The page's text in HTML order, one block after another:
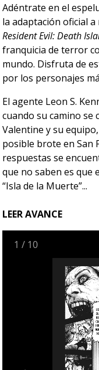
Adéntrate en el
la adaptación oficial
Resident Evil: Death
franquicia de terror
mundo. Disfruta de
por los personajes
El agente Leon S.
cuando su camino se
Valentine y su
posible brote en San
respuestas se
que no saben es que
“Isla de la Muerte”...
LEER AVANCE
1 / 10